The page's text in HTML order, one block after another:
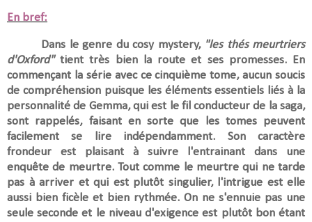
En bref:
Dans le genre du cosy mystery, "les thés meurtriers
d'Oxford"tient très bien la route et ses promesses. En
commençant la série avec ce cinquième tome, aucun soucis
de compréhension puisque les éléments essentiels liés à la
personnalité de Gemma, qui est le fil conducteur de la saga,
sont rappelés, faisant en sorte que les tomes peuvent
facilement se lire indépendamment. Son caractère
frondeur est plaisant à suivre l'entrainant dans une
enquête de meurtre. Tout comme le meurtre qui ne tarde
pas à arriver et qui est plutôt singulier, l'intrigue est elle
aussi bien ficèle et bien rythmée. On ne s'ennuie pas une
seule seconde et le niveau d'exigence est plutôt bon étant